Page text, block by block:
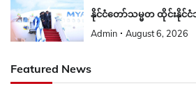
နိုင်ငံတော်သမ္မတ ထိုင်းနိုင်
Admin August 6, 2026
Featured News